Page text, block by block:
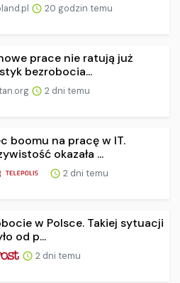
20 godzin temu
prace nie ratują już
bezrobocia...
2 dni temu
boomu na pracę w IT.
okazała ...
2 dni temu
w Polsce. Takiej sytuacji
od p...
2 dni temu